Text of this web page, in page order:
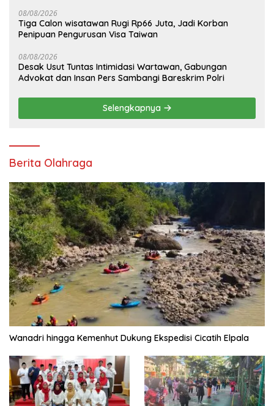
08/08/2026
Tiga Calon wisatawan Rugi Rp66 Juta, Jadi Korban
Penipuan Pengurusan Visa Taiwan
08/08/2026
Desak Usut Tuntas Intimidasi Wartawan, Gabungan
Advokat dan Insan Pers Sambangi Bareskrim Polri
Selengkapnya
Berita Olahraga
Wanadri hingga Kemenhut Dukung Ekspedisi Cicatih Elpala